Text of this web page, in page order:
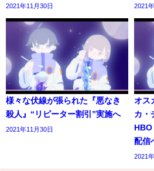
2021年11月30日 2021
様々な伏線が張られた『悪なき
殺人』“リピーター割引”実施へ
2021年11月30日
オス
カ・
HBO
配信
2021